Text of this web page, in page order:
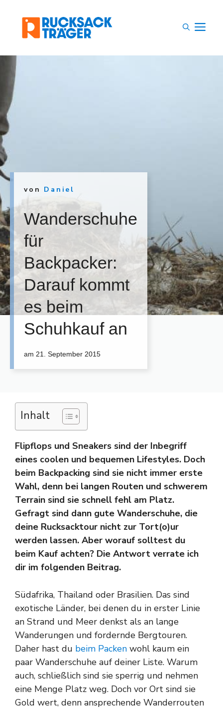
Inhalt
springen
von Daniel
Wanderschuhe
für
Backpacker:
Darauf kommt
es beim
Schuhkauf an
am 21. September 2015
Inhalt
Flipflops und Sneakers sind der Inbegriff
eines coolen und bequemen Lifestyles. Doch
beim Backpacking sind sie nicht immer erste
Wahl, denn bei langen Routen und schwerem
Terrain sind sie schnell fehl am Platz.
Gefragt sind dann gute Wanderschuhe, die
deine Rucksacktour nicht zur Tort(o)ur
werden lassen. Aber worauf solltest du
beim Kauf achten? Die Antwort verrate ich
dir im folgenden Beitrag.
Südafrika, Thailand oder Brasilien. Das sind
exotische Länder, bei denen du in erster Linie
an Strand und Meer denkst als an lange
Wanderungen und fordernde Bergtouren.
Daher hast du beim Packen wohl kaum ein
paar Wanderschuhe auf deiner Liste. Warum
auch, schließlich sind sie sperrig und nehmen
eine Menge Platz weg. Doch vor Ort sind sie
Gold wert, denn ansprechende Wanderrouten